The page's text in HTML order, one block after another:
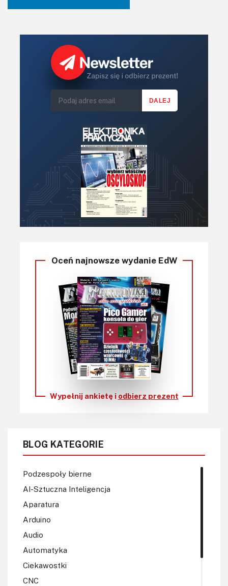
Oceń najnowsze wydanie EdW
Wypełnij ankietę i odbierz prezent
BLOG KATEGORIE
Podzespoły bierne
AI-Sztuczna Inteligencja
Aparatura
Arduino
Audio
Automatyka
Ciekawostki
CNC